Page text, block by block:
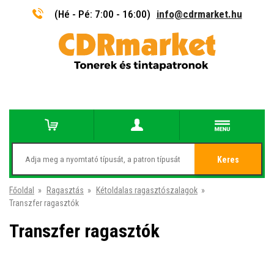
(Hé - Pé: 7:00 - 16:00) info@cdrmarket.hu
Keres
Főoldal » Ragasztás » Kétoldalas ragasztószalagok »
Transzfer ragasztók
Transzfer ragasztók